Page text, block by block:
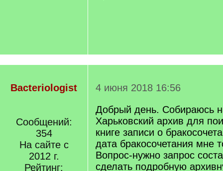
Bacteriologist
Сообщений:
354
На сайте с
2012 г.
Рейтинг:
4 июня 2018 16:56
Добрый день. Собираюсь
Харьковский архив для
книге записи о
дата бракосочетания мне
Вопрос-нужно запрос
сделать подробную